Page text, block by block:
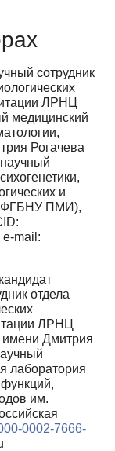
сотрудник
ЛРНЦ
медицинский
Рогачева
и
(ФГБНУ ПМИ),
e-mail:
кандидат
отдела
ЛРНЦ
Дмитрия
лаборатория
функций,
им.
0002-7666-